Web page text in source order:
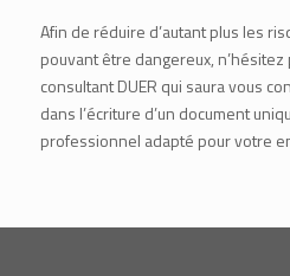
Afin de réduire d’autant plus les
pouvant être dangereux, n’hésitez
consultant DUER qui saura vous
dans l’écriture d’un document
professionnel adapté pour votre